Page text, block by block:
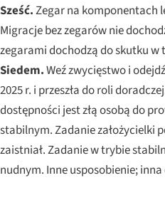
Sześć.Zegar na komponentach
Migracje bez zegarów nie
zegarami dochodzą do skutku w
Siedem.Weź zwycięstwo i
2025 r. i przeszła do roli
dostępności jest złą osobą do
stabilnym. Zadanie założycielki
zaistniał. Zadanie w trybie
nudnym. Inne usposobienie; inna